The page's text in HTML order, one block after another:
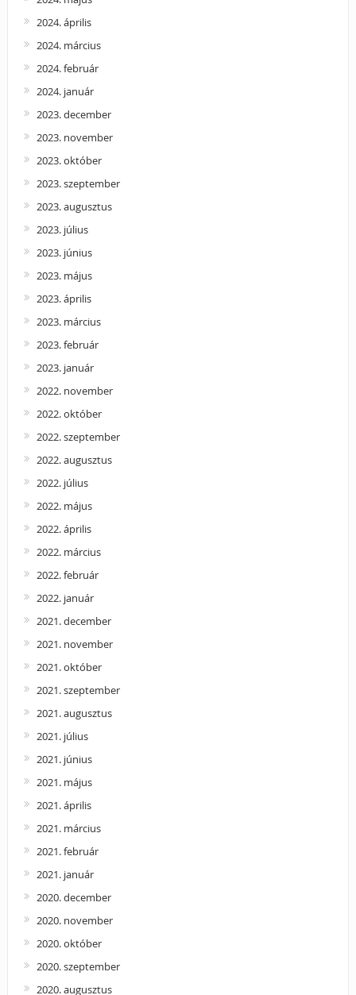
2024. április
2024. március
2024. február
2024. január
2023. december
2023. november
2023. október
2023. szeptember
2023. augusztus
2023. július
2023. június
2023. május
2023. április
2023. március
2023. február
2023. január
2022. november
2022. október
2022. szeptember
2022. augusztus
2022. július
2022. május
2022. április
2022. március
2022. február
2022. január
2021. december
2021. november
2021. október
2021. szeptember
2021. augusztus
2021. július
2021. június
2021. május
2021. április
2021. március
2021. február
2021. január
2020. december
2020. november
2020. október
2020. szeptember
2020. augusztus